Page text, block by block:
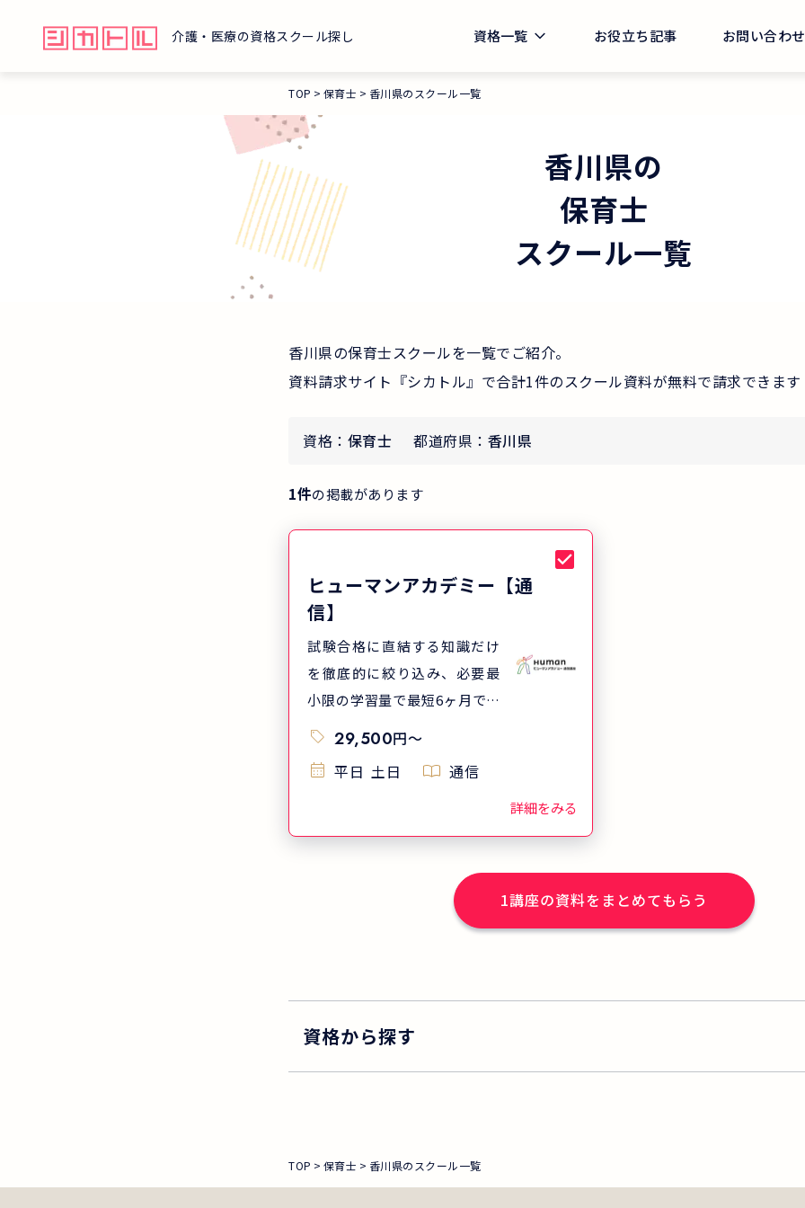
介護・医療の資格スクール探し 資格一覧 お役立ち記事 お問い合わせ
TOP 保育士 香川県のスクール一覧
香川県の
保育士
スクール一覧
香川県の保育士スクールを一覧でご紹介。
資料請求サイト『シカトル』で合計1件のスクール資料が無料で請求できます
資格： 保育士 都道府県： 香川県
1件の掲載があります
ヒューマンアカデミー【通
信】
試験合格に直結する知識だけ
を徹底的に絞り込み、必要最
小限の学習量で最短6ヶ月で合
格を目指します。合格率は全
国平均19.7%に対して、ヒュー
マンアカデミーの講座を受講
国平均の3.5倍です。本講座で
29,500円〜
平日 土日 通信
詳細をみる
1講座の資料をまとめてもらう
資格から探す
TOP 保育士 香川県のスクール一覧